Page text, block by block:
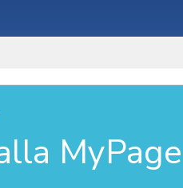
MyPage